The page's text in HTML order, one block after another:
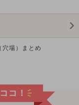
穴場）まとめ
コ！